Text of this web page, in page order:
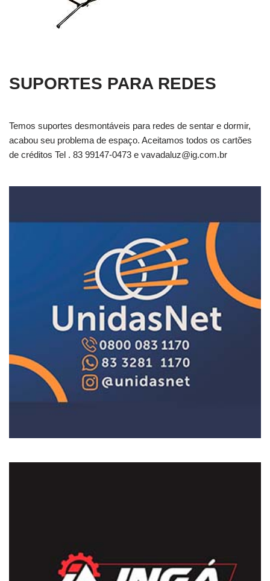
SUPORTES PARA REDES
Temos suportes desmontáveis para redes de sentar e dormir,
acabou seu problema de espaço. Aceitamos todos os cartões
de créditos Tel . 83 99147-0473 e vavadaluz@ig.com.br